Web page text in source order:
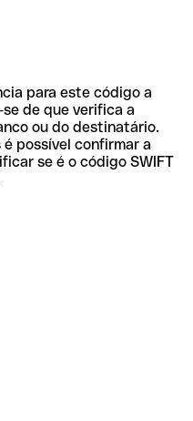
para este código a
de que verifica a
ou do destinatário.
possível confirmar a
se é o código SWIFT